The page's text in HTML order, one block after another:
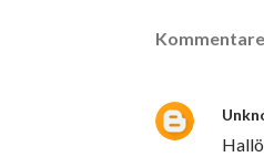
Kommentare